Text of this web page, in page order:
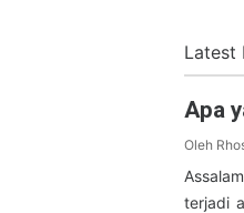
Latest
Apa
Oleh
terjadi